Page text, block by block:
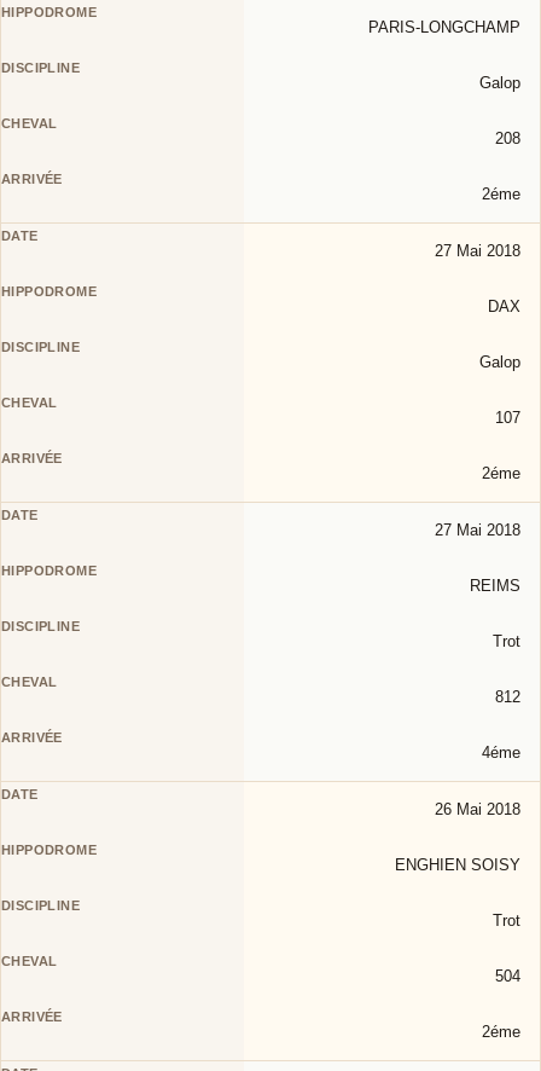
PARIS-LONGCHAMP
Galop
208
2éme
27 Mai 2018
DAX
Galop
107
2éme
27 Mai 2018
REIMS
Trot
812
4éme
26 Mai 2018
ENGHIEN SOISY
Trot
504
2éme